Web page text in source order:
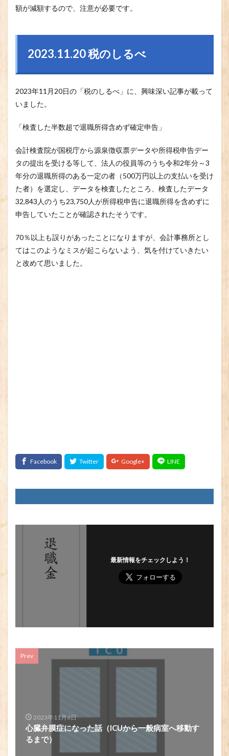
額が減額するので、注意が必要です。
2023.11.20 税のしるべ
2023年11月20日の「税のしるべ」に、興味深い記事が載って
いました。
「検査した半数超で退職所得含めず確定申告」
会計検査院が国税庁から源泉徴収票データや所得税申告デー
タの提出を受ける等して、法人の役員等のうち令和2年分～3
年分の退職所得のある一定の者（500万円以上の支払いを受け
た者）を選定し、データを検査したところ、検査したデータ
32,843人のうち23,750人が所得税申告に退職所得を含めずに
申告していたことが確認されたそうです。
70％以上も誤りがあったことになりますが、会計事務所とし
てはこのようなミスが起こらないよう、気を付けていきたい
と改めて思いました。
最新情報をチェックしよう！
Prev
2023年11月6日
心臓弁膜症になった話（ICUから一般病室へ移動す
るまで）